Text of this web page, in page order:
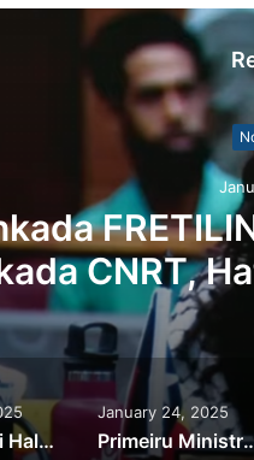
CNRT,
Apoiu
Governu Sei Halo Alargamentu Estrada Diresaun Kakaulidun To’o Manleuana ho Luan Metru 14
January 24, 2025
Primeiru Ministru Kay Rala Xanana